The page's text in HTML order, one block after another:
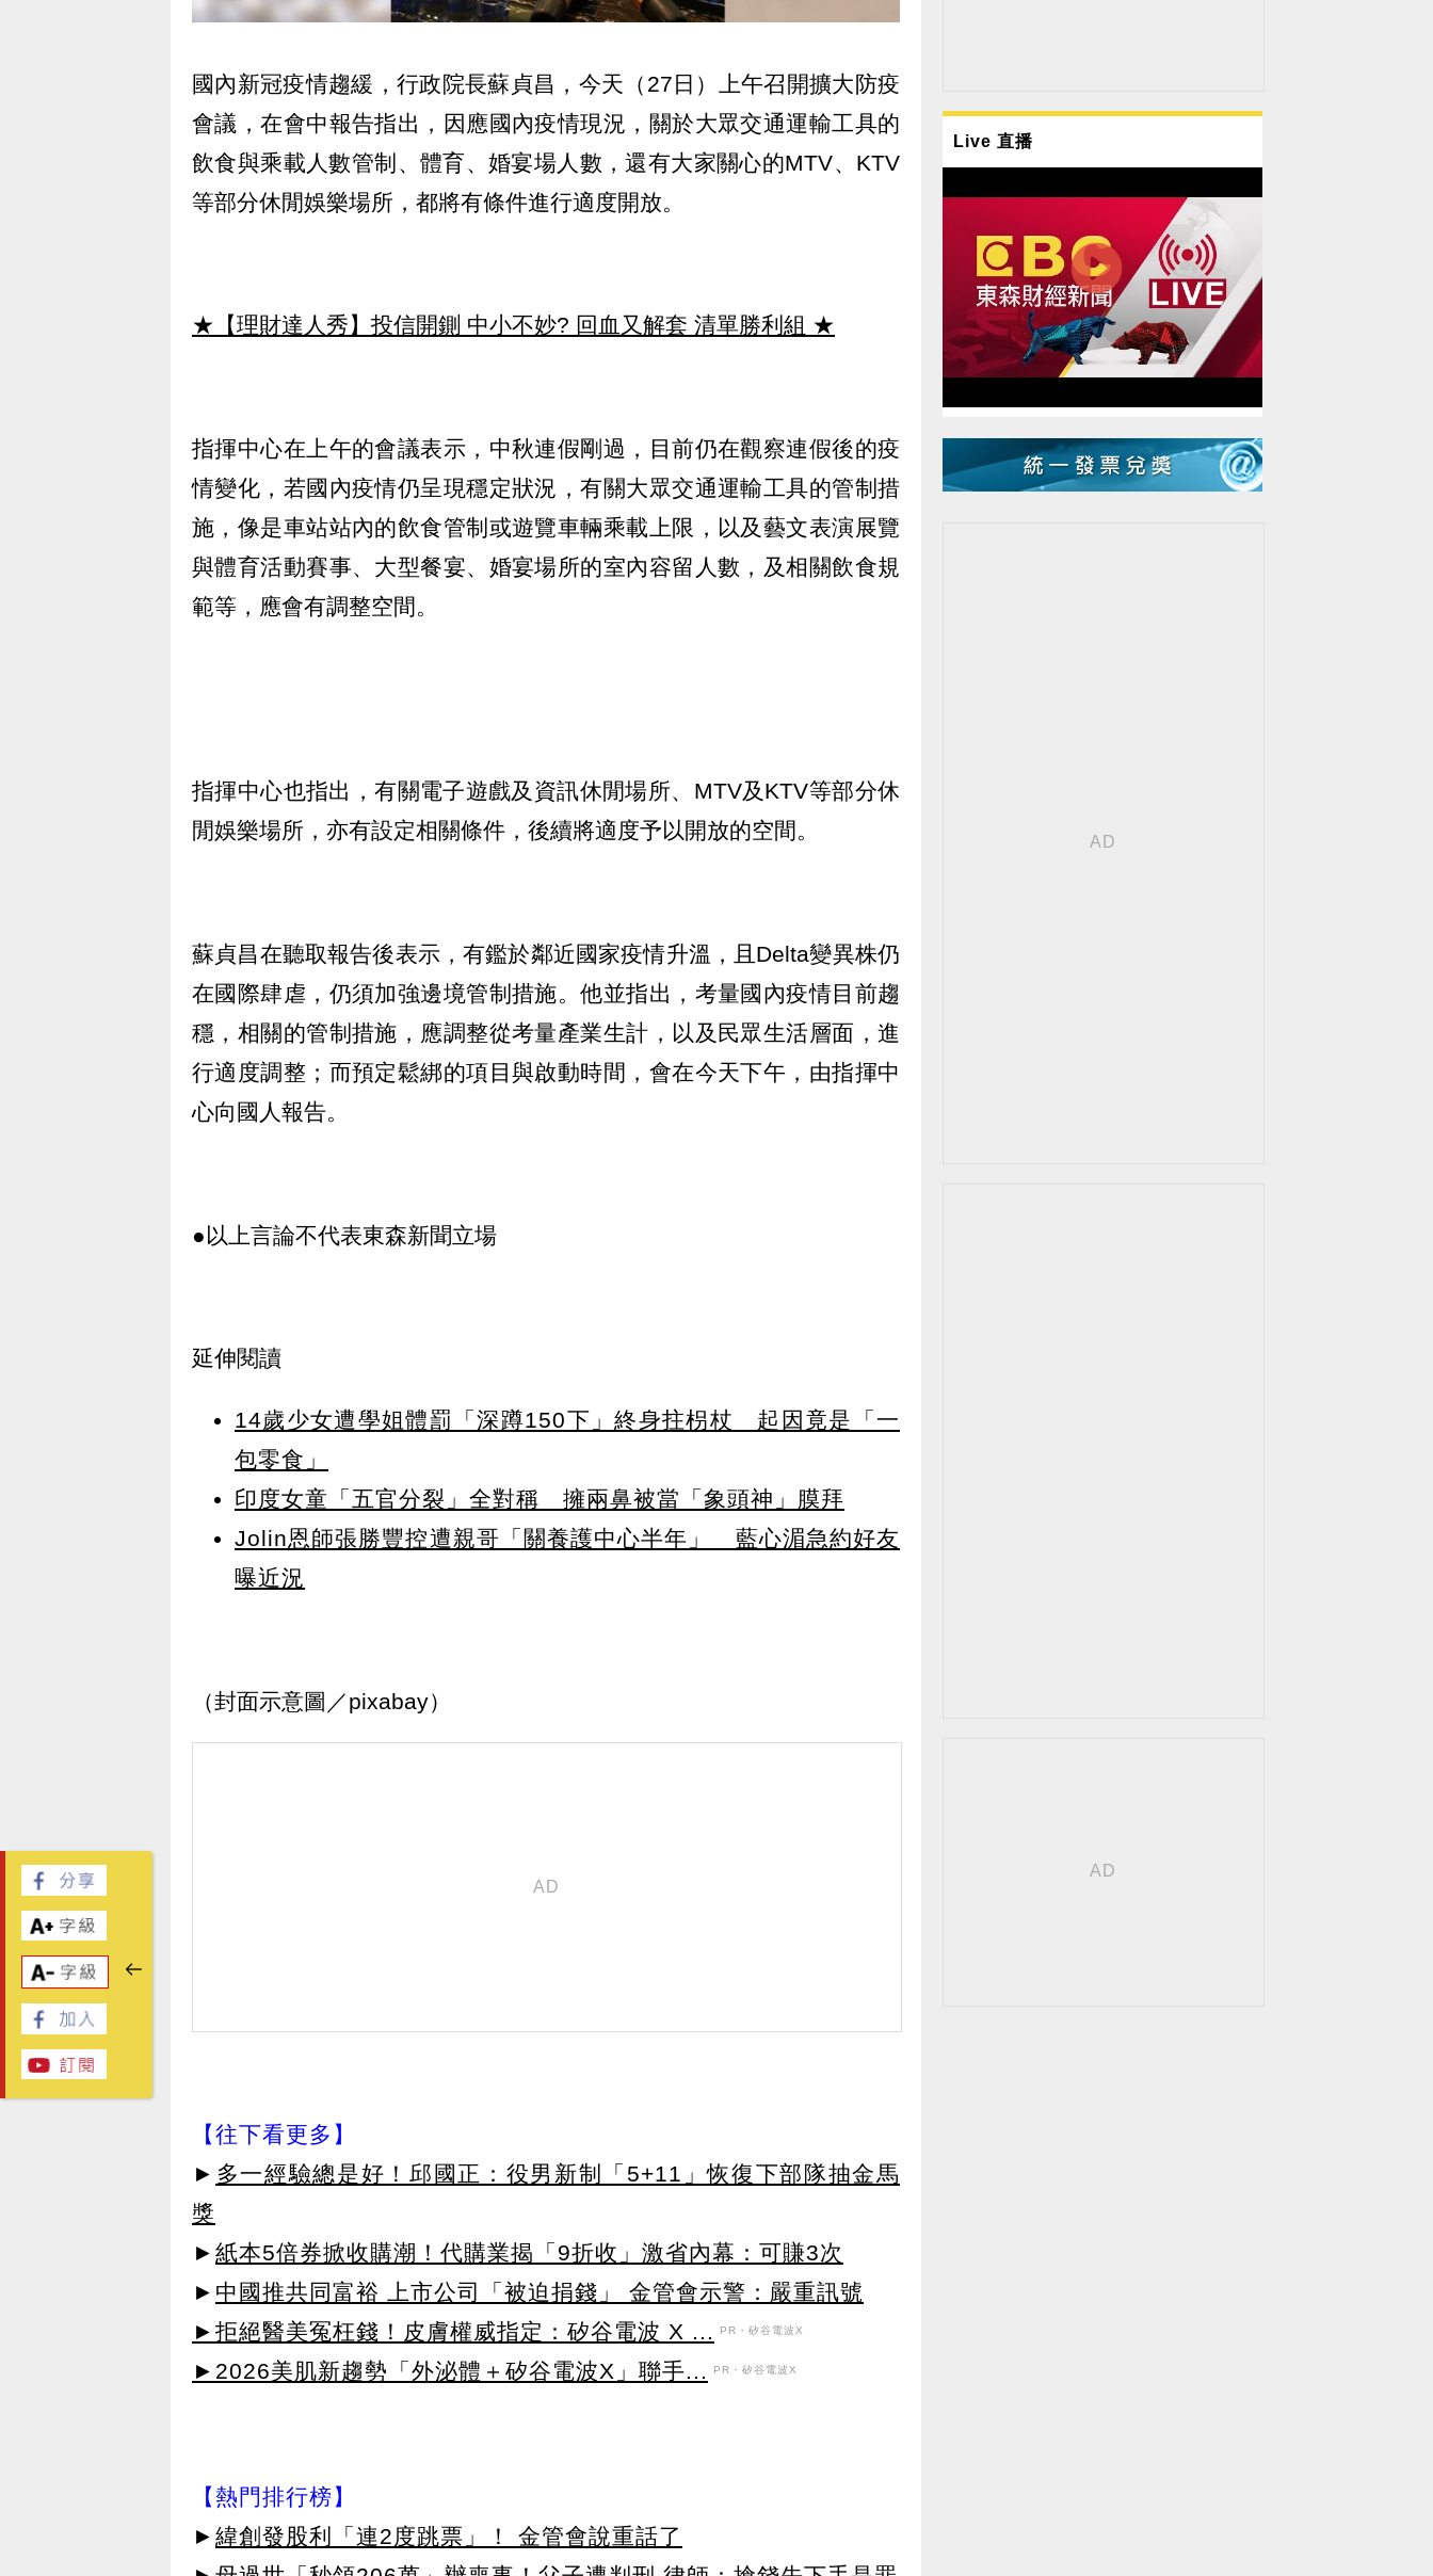
國內新冠疫情趨緩，行政院長蘇貞昌，今天（27日）上午召開擴大防疫
會議，在會中報告指出，因應國內疫情現況，關於大眾交通運輸工具的
飲食與乘載人數管制、體育、婚宴場人數，還有大家關心的MTV、KTV
等部分休閒娛樂場所，都將有條件進行適度開放。
★【理財達人秀】投信開鍘 中小不妙? 回血又解套 清單勝利組 ★
指揮中心在上午的會議表示，中秋連假剛過，目前仍在觀察連假後的疫
情變化，若國內疫情仍呈現穩定狀況，有關大眾交通運輸工具的管制措
施，像是車站站內的飲食管制或遊覽車輛乘載上限，以及藝文表演展覽
與體育活動賽事、大型餐宴、婚宴場所的室內容留人數，及相關飲食規
範等，應會有調整空間。
指揮中心也指出，有關電子遊戲及資訊休閒場所、MTV及KTV等部分休
閒娛樂場所，亦有設定相關條件，後續將適度予以開放的空間。
蘇貞昌在聽取報告後表示，有鑑於鄰近國家疫情升溫，且Delta變異株仍
在國際肆虐，仍須加強邊境管制措施。他並指出，考量國內疫情目前趨
穩，相關的管制措施，應調整從考量產業生計，以及民眾生活層面，進
行適度調整；而預定鬆綁的項目與啟動時間，會在今天下午，由指揮中
心向國人報告。
●以上言論不代表東森新聞立場
延伸閱讀
14歲少女遭學姐體罰「深蹲150下」終身拄枴杖 起因竟是「一
包零食」
印度女童「五官分裂」全對稱 擁兩鼻被當「象頭神」膜拜
Jolin恩師張勝豐控遭親哥「關養護中心半年」 藍心湄急約好友
曝近況
（封面示意圖／pixabay）
【往下看更多】
► 多一經驗總是好！邱國正：役男新制「5+11」恢復下部隊抽金馬
獎
► 紙本5倍券掀收購潮！代購業揭「9折收」激省內幕：可賺3次
► 中國推共同富裕 上市公司「被迫捐錢」 金管會示警：嚴重訊號
►拒絕醫美冤枉錢！皮膚權威指定：矽谷電波 X ...
PR・矽谷電波X
►2026美肌新趨勢「外泌體＋矽谷電波X」聯手... PR・矽谷電波X
【熱門排行榜】
► 緯創發股利「連2度跳票」！ 金管會說重話了
Live 直播